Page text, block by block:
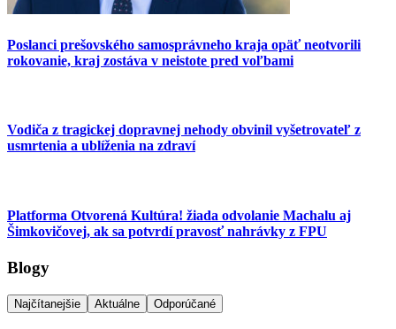
Poslanci prešovského samosprávneho kraja opäť neotvorili
rokovanie, kraj zostáva v neistote pred voľbami
Vodiča z tragickej dopravnej nehody obvinil vyšetrovateľ z
usmrtenia a ublíženia na zdraví
Platforma Otvorená Kultúra! žiada odvolanie Machalu aj
Šimkovičovej, ak sa potvrdí pravosť nahrávky z FPU
Blogy
Najčítanejšie Aktuálne Odporúčané